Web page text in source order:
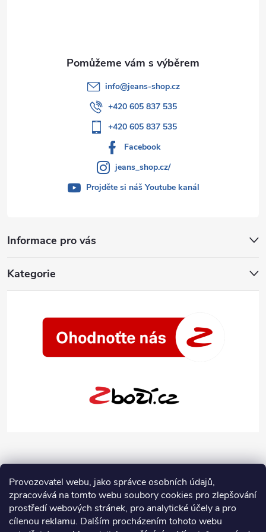
Provozovatel webu, jako správce osobních údajů,
zpracovává na tomto webu soubory cookies pro zlepšování
prostředí webových stránek, pro analytické účely a pro
cílenou reklamu. Dalším procházením tohoto webu
Informace pro vás
Kategorie
info@jeans-shop.cz
+420 605 837 535
+420 605 837 535
Facebook
jeans_shop.cz/
Projděte si náš Youtube kanál